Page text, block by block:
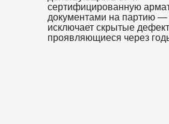
сертифицированную
документами на партию —
исключает скрытые
проявляющиеся через